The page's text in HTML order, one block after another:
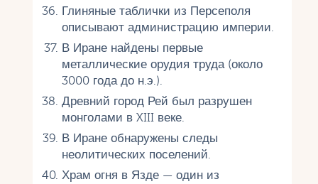
Глиняные таблички из Персеполя
описывают администрацию империи.
В Иране найдены первые
металлические орудия труда (около
3000 года до н.э.).
Древний город Рей был разрушен
монголами в XIII веке.
В Иране обнаружены следы
неолитических поселений.
Храм огня в Язде — один из